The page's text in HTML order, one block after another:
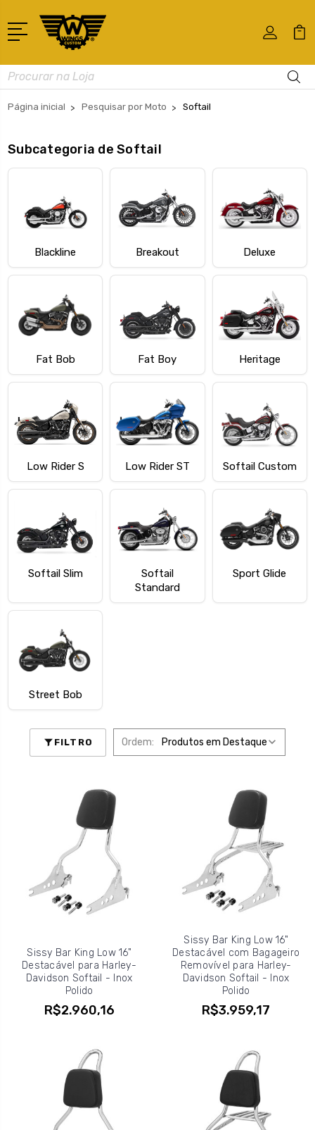
Busca
Página inicial Pesquisar por Moto Softail
Subcategoria de Softail
Blackline Breakout Deluxe
Fat Bob Fat Boy Heritage
Low Rider S Low Rider ST Softail Custom
Softail Slim
Softail
Standard
Sport Glide
Street Bob
FILTRO Ordem:
Sissy Bar King Low 16"
Destacável para Harley-
Davidson Softail - Inox
Polido
R$2.960,16
Sissy Bar King Low 16"
Destacável com Bagageiro
Removível para Harley-
Davidson Softail - Inox
Polido
R$3.959,17